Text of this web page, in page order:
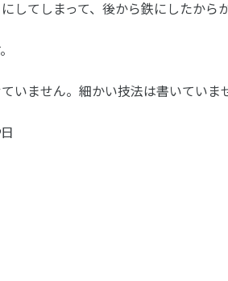
してしまって、後から鉄にしたからか
いません。細かい技法は書いていま